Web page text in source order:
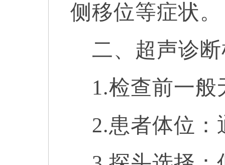
侧移位等症状。
二、超声诊
1.检查前一
2.患者体位